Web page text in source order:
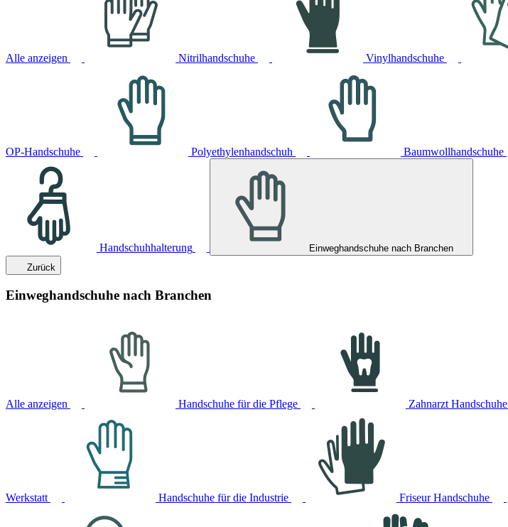
Alle anzeigen Nitrilhandschuhe Vinylhandschuhe
OP-Handschuhe Polyethylenhandschuh Baumwollhandschuhe
Handschuhhalterung
Einweghandschuhe nach Branchen
Zurück
Einweghandschuhe nach Branchen
Alle anzeigen Handschuhe für die Pflege Zahnarzt Handschuhe
Werkstatt Handschuhe für die Industrie Friseur Handschuhe